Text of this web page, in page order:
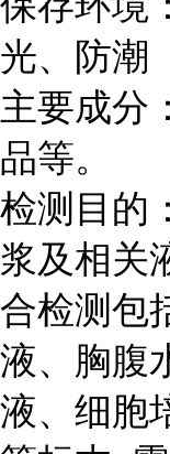
光、防潮
主要成分
品等。
检测目的
浆及相关
合检测包
液、胸腹
液、细胞